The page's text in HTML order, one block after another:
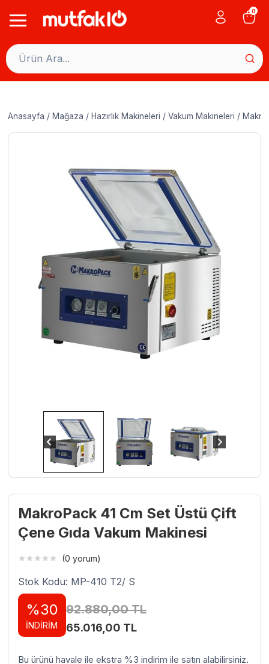
0
Anasayfa / Mağaza / Hazırlık Makineleri / Vakum Makineleri /
MakroPack 41 Cm Set Üstü Çift
Çene Gıda Vakum Makinesi
(0 yorum)
Stok Kodu: MP-410 T2/ S
%30
İNDİRİM
92.880,00TL
Orijinal
65.016,00 TLŞu
Bu ürünü havale ile ekstra %3 indirim ile satın alabilirsiniz.